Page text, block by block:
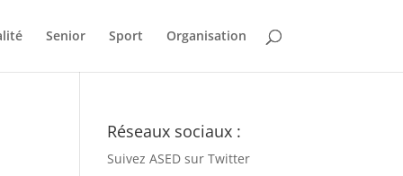
Senior Sport Organisation
Réseaux sociaux :
Suivez ASED sur Twitter